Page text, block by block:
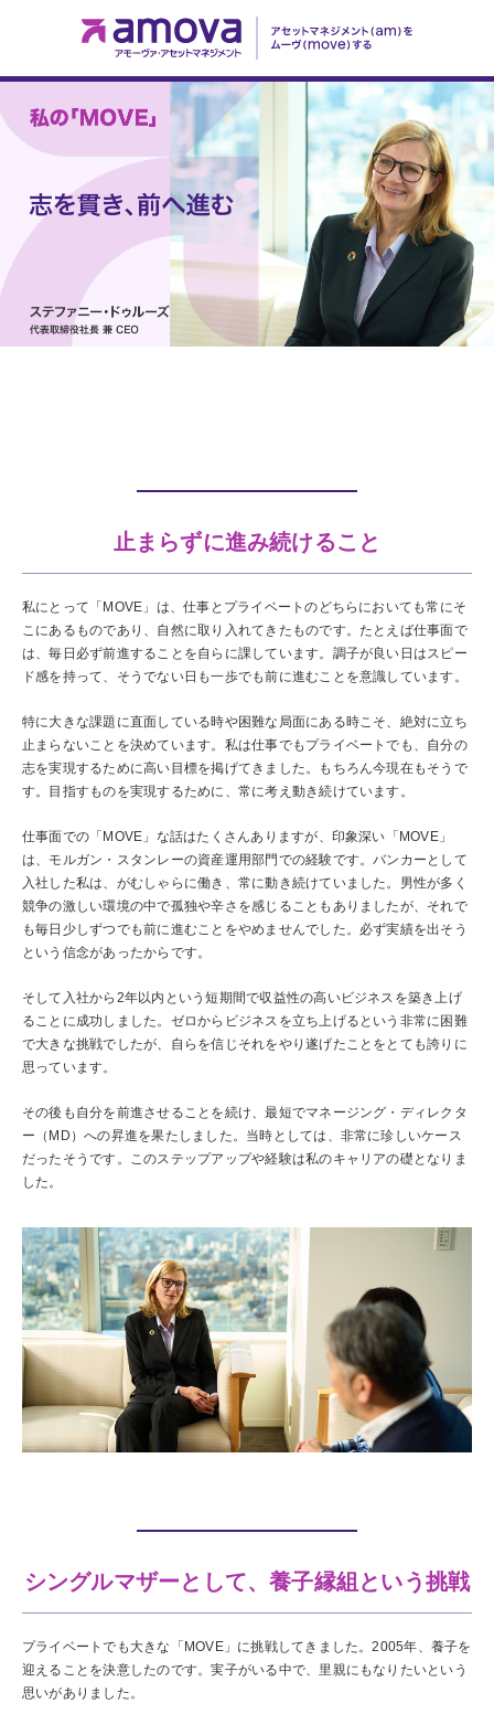
止まらずに進み続けること
私にとって「MOVE」は、仕事とプライベートのどちらにおいても常にそ
こにあるものであり、自然に取り入れてきたものです。たとえば仕事面で
は、毎日必ず前進することを自らに課しています。調子が良い日はスピー
ド感を持って、そうでない日も一歩でも前に進むことを意識しています。
特に大きな課題に直面している時や困難な局面にある時こそ、絶対に立ち
止まらないことを決めています。私は仕事でもプライベートでも、自分の
志を実現するために高い目標を掲げてきました。もちろん今現在もそうで
す。目指すものを実現するために、常に考え動き続けています。
仕事面での「MOVE」な話はたくさんありますが、印象深い「MOVE」
は、モルガン・スタンレーの資産運用部門での経験です。バンカーとして
入社した私は、がむしゃらに働き、常に動き続けていました。男性が多く
競争の激しい環境の中で孤独や辛さを感じることもありましたが、それで
も毎日少しずつでも前に進むことをやめませんでした。必ず実績を出そう
という信念があったからです。
そして入社から2年以内という短期間で収益性の高いビジネスを築き上げ
ることに成功しました。ゼロからビジネスを立ち上げるという非常に困難
で大きな挑戦でしたが、自らを信じそれをやり遂げたことをとても誇りに
思っています。
その後も自分を前進させることを続け、最短でマネージング・ディレクタ
ー（MD）への昇進を果たしました。当時としては、非常に珍しいケース
だったそうです。このステップアップや経験は私のキャリアの礎となりま
した。
シングルマザーとして、養子縁組という挑戦
プライベートでも大きな「MOVE」に挑戦してきました。2005年、養子を
迎えることを決意したのです。実子がいる中で、里親にもなりたいという
思いがありました。